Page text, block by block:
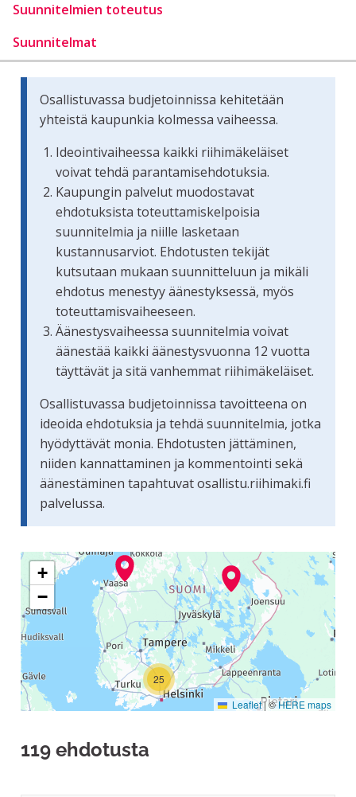
Suunnitelmien toteutus
Suunnitelmat
Osallistuvassa budjetoinnissa kehitetään
yhteistä kaupunkia kolmessa vaiheessa.
Ideointivaiheessa kaikki riihimäkeläiset
voivat tehdä parantamisehdotuksia.
Kaupungin palvelut muodostavat
ehdotuksista toteuttamiskelpoisia
suunnitelmia ja niille lasketaan
kustannusarviot. Ehdotusten tekijät
kutsutaan mukaan suunnitteluun ja mikäli
ehdotus menestyy äänestyksessä, myös
toteuttamisvaiheeseen.
Äänestysvaiheessa suunnitelmia voivat
äänestää kaikki äänestysvuonna 12 vuotta
täyttävät ja sitä vanhemmat riihimäkeläiset.
Osallistuvassa budjetoinnissa tavoitteena on
ideoida ehdotuksia ja tehdä suunnitelmia, jotka
hyödyttävät monia. Ehdotusten jättäminen,
niiden kannattaminen ja kommentointi sekä
äänestäminen tapahtuvat osallistu.riihimaki.fi
palvelussa.
Seuraavassa elementissä on kartta, joka esittää
25
+
−
Leaflet|©HERE maps
119 ehdotusta